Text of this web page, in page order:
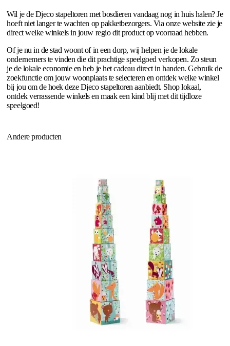
Wil je de Djeco stapeltoren met bosdieren vandaag nog in huis halen? Je
hoeft niet langer te wachten op pakketbezorgers. Via onze website zie je
direct welke winkels in jouw regio dit product op voorraad hebben.
Of je nu in de stad woont of in een dorp, wij helpen je de lokale
ondernemers te vinden die dit prachtige speelgoed verkopen. Zo steun
je de lokale economie en heb je het cadeau direct in handen. Gebruik de
zoekfunctie om jouw woonplaats te selecteren en ontdek welke winkel
bij jou om de hoek deze Djeco stapeltoren aanbiedt. Shop lokaal,
ontdek verrassende winkels en maak een kind blij met dit tijdloze
speelgoed!
Andere producten